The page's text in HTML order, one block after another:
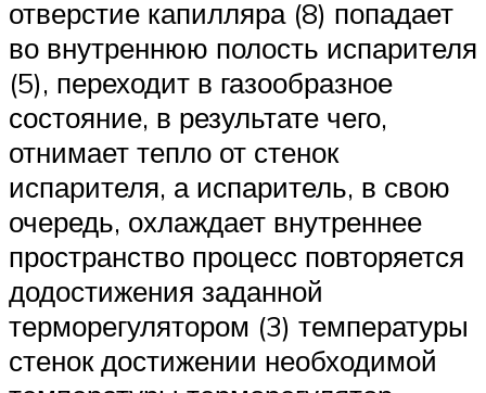
отверстие капилляра (8) попадает
во внутреннюю полость испарителя
(5), переходит в газообразное
состояние, в результате чего,
отнимает тепло от стенок
испарителя, а испаритель, в свою
очередь, охлаждает внутреннее
пространство процесс повторяется
додостижения заданной
терморегулятором (3) температуры
стенок достижении необходимой